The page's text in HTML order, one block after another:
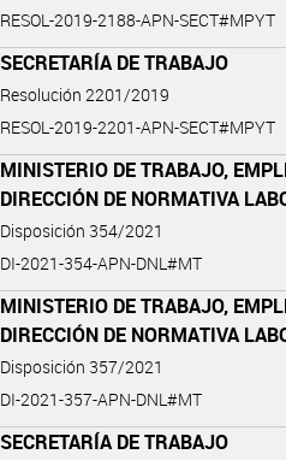
RESOL-2019-2188-APN-SECT#MPYT
SECRETARÍA DE TRABAJO
Resolución 2201/2019
RESOL-2019-2201-APN-SECT#MPYT
MINISTERIO DE TRABAJO,
DIRECCIÓN DE NORMATIVA
Disposición 354/2021
DI-2021-354-APN-DNL#MT
MINISTERIO DE TRABAJO,
DIRECCIÓN DE NORMATIVA
Disposición 357/2021
DI-2021-357-APN-DNL#MT
SECRETARÍA DE TRABAJO